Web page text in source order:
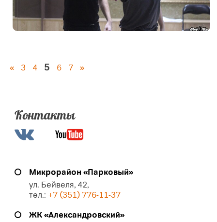
« 3 4 5 6 7 »
Контакты
Микрорайон «Парковый»
ул. Бейвеля, 42,
тел.: +7 (351) 776-11-37
ЖК «Александровский»